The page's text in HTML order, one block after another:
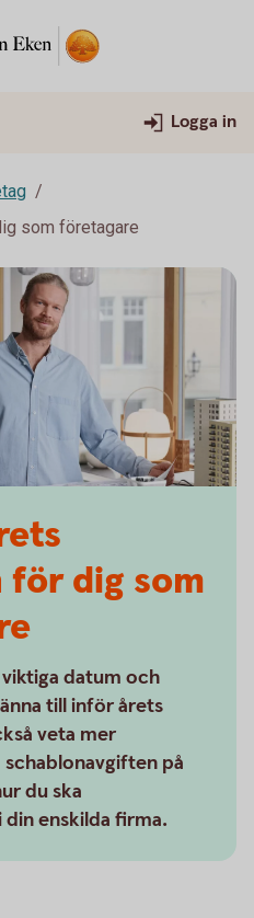
Logga in
som företagare
dig som
datum och
till inför årets
veta mer
på
du ska
enskilda firma.